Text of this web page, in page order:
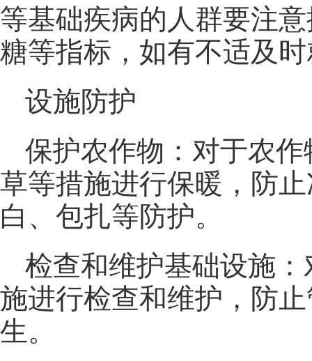
等基础疾病的人群要注
糖等指标，如有不适及
设施防护
保护农作物：对于农
草等措施进行保暖，防
白、包扎等防护。
检查和维护基础设施
施进行检查和维护，防
生。